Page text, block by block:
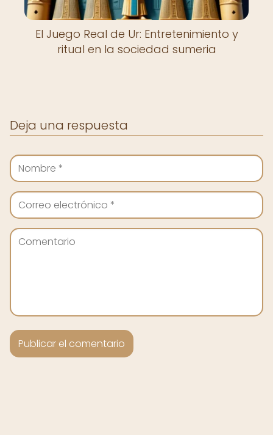
El Juego Real de Ur: Entretenimiento y
ritual en la sociedad sumeria
Deja una respuesta